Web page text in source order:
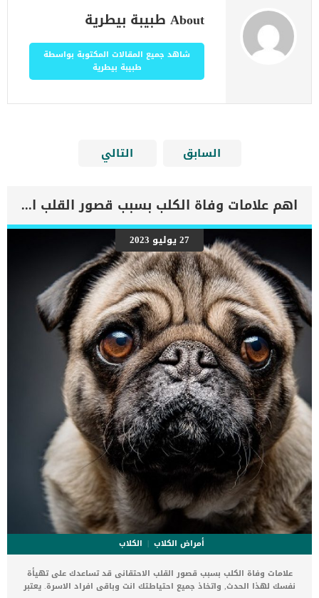
About طبيبة بيطرية
شاهد جميع المقالات المكتوبة بواسطة
طبيبة بيطرية
السابق التالي
اهم علامات وفاة الكلب بسبب قصور القلب الاحتقانى
27 يوليو 2023
أمراض الكلاب
الكلاب
علامات وفاة الكلب بسبب قصور القلب الاحتقانى قد تساعدك على تهيأة
نفسك لهذا الحدث, واتخاذ جميع احتياطتك انت وباقى افراد الاسرة. يعتبر